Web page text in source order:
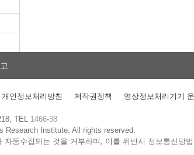
인정보처리방침 저작권정책 영상정보처리기기
TEL 1466-38
Research Institute.All rights reserved.
자동수집되는 것을 거부하며, 이를 위반시 정보통신망